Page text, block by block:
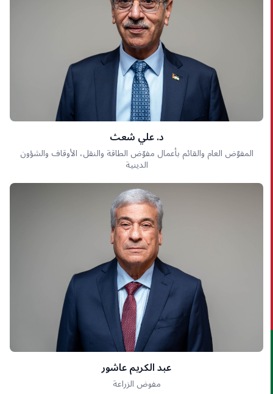
د. علي شعث
المفوّض العام والقائم بأعمال مفوّض الطاقة والنقل، الأوقاف والشؤون
الدينية
عبد الكريم عاشور
مفوض الزراعة